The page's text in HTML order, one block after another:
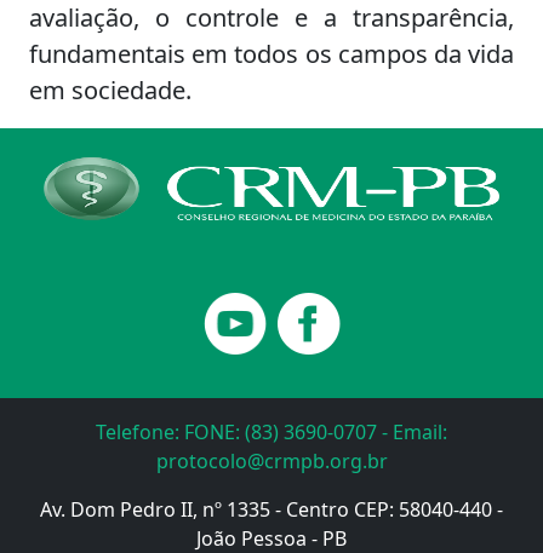
avaliação, o controle e a transparência,
fundamentais em todos os campos da vida
em sociedade.
Telefone: FONE: (83) 3690-0707 - Email:
protocolo@crmpb.org.br
Av. Dom Pedro II, nº 1335 - Centro CEP: 58040-440 -
João Pessoa - PB